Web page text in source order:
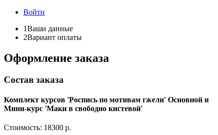
Войти
1Ваши данные
2Вариант оплаты
Оформление заказа
Состав заказа
Комплект курсов 'Роспись по мотивам гжели' Основной и
Мини-курс 'Маки в свободно кистевой'
Стоимость: 18300 р.